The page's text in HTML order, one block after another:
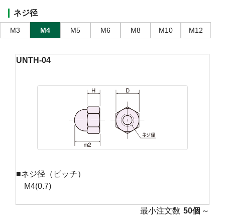
ネジ径
M3 M4 M5 M6 M8 M10 M12
UNTH-04
■ネジ径（ピッチ）
M4(0.7)
最小注文数 50個 ～